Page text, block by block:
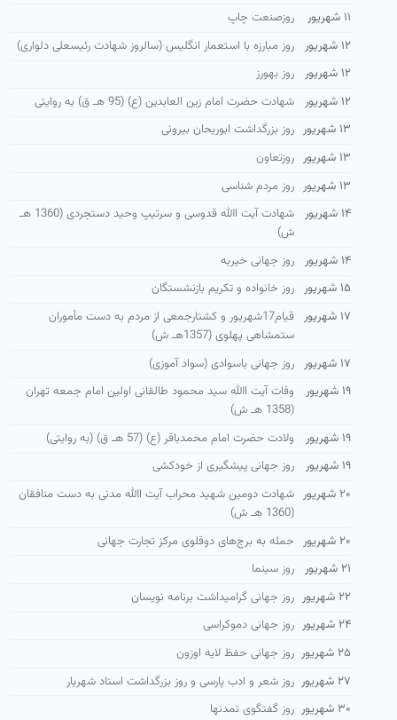
۱۱ شهریور
روزصنعت چاپ
۱۲ شهریور
روز مبارزه با استعمار انگلیس (سالروز شهادت رئیسعلی دلواری)
۱۲ شهریور
روز بهورز
۱۲ شهریور
شهادت حضرت امام زین العابدین (ع) (95 هـ ق) به روایتی
۱۳ شهریور
روز بزرگداشت ابوریحان بیرونی
۱۳ شهریور
روزتعاون
۱۳ شهریور
روز مردم شناسی
۱۴ شهریور
شهادت آیت االله قدوسی و سرتیپ وحید دستجردی (1360 هـ
ش)
۱۴ شهریور
روز جهانی خیریه
۱۵ شهریور
روز خانواده و تكریم بازنشستگان
۱۷ شهریور
قیام17شهریور و كشتارجمعی از مردم به دست مأموران
ستمشاهی پهلوی (1357هـ ش)
۱۷ شهریور
روز جهانی باسوادی (سواد آموزی)
۱۹ شهریور
وفات آیت االله سید محمود طالقانی اولین امام جمعه تهران
(1358 هـ ش)
۱۹ شهریور
ولادت حضرت امام محمدباقر (ع) (57 هـ ق) (به روایتی)
۱۹ شهریور
روز جهانی پیشگیری از خودکشی
۲۰ شهریور
شهادت دومین شهید محراب آیت االله مدنی به دست منافقان
(1360 هـ ش)
۲۰ شهریور
حمله به برج‌های دوقلوی مرکز تجارت جهانی
۲۱ شهریور
روز سینما
۲۲ شهریور
روز جهانی گرامیداشت برنامه نویسان
۲۴ شهریور
روز جهانی دموکراسی
۲۵ شهریور
روز جهانی حفظ لایه اوزون
۲۷ شهریور
روز شعر و ادب پارسی و روز بزرگداشت استاد شهریار
۳۰ شهریور
روز گفتگوی تمدنها